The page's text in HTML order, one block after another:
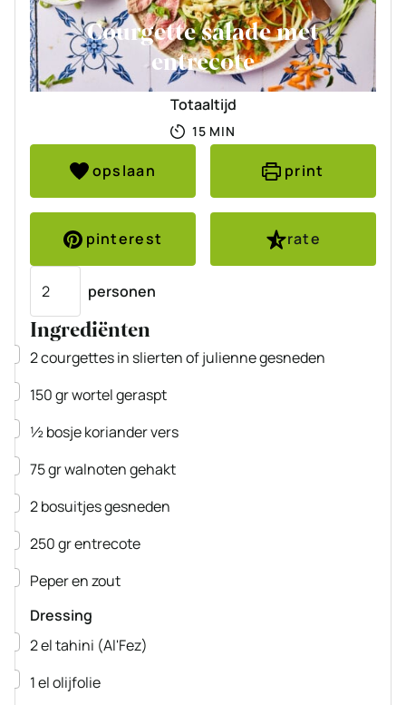
Courgette salade met
entrecote
Totaaltijd
15MINUTEN
MIN
opslaan print
pinterest
rate
personen
Ingrediënten
▢
2courgettesin slierten of julienne gesneden
▢
150grwortelgeraspt
▢
½bosjekoriandervers
▢
75grwalnotengehakt
▢
2bosuitjesgesneden
▢
250grentrecote
▢
Peper en zout
Dressing
▢
2eltahini (Al'Fez)
▢
1elolijfolie